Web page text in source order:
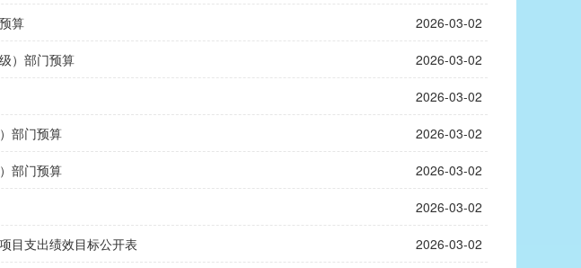
算 2026-03-02
）部门预算 2026-03-02
2026-03-02
部门预算 2026-03-02
部门预算 2026-03-02
2026-03-02
目支出绩效目标公开表 2026-03-02